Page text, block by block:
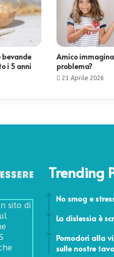
i 5 anni
Amico
problema?
21 Aprile 2026
sito di
Trending
No smog e
La dislessia è
Pomodori alla
sulle nostre